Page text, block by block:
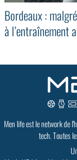
Bordeaux :
à l’entraînement
Men life est le network de
tech. Toutes